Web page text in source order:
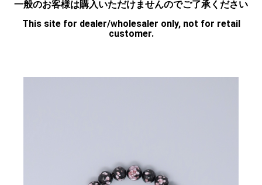
一般のお客様は購入いただけませんのでご了承ください
This site for dealer/wholesaler only, not for retail
customer.